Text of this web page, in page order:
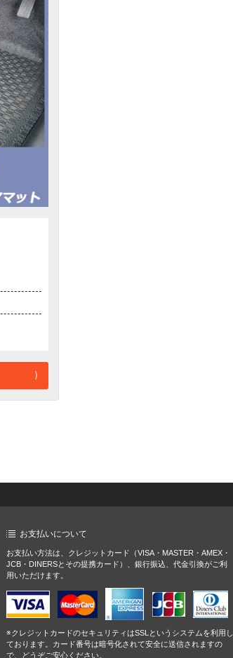
お支払いについて
お支払い方法は、クレジットカード（VISA・MASTER・AMEX・
JCB・DINERSとその提携カード）、銀行振込、代金引換がご利
用いただけます。
※クレジットカードのセキュリティはSSLというシステムを利用し
ております。カード番号は暗号化されて安全に送信されますの
で、どうぞご安心ください。